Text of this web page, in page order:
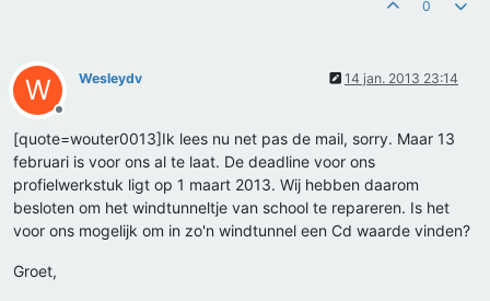
0
W
Offline
Wesleydv 14 jan. 2013 23:14
[quote=wouter0013]Ik lees nu net pas de mail, sorry. Maar 13
februari is voor ons al te laat. De deadline voor ons
profielwerkstuk ligt op 1 maart 2013. Wij hebben daarom
besloten om het windtunneltje van school te repareren. Is het
voor ons mogelijk om in zo'n windtunnel een Cd waarde vinden?
Groet,